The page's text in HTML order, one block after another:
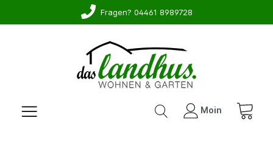
Fragen? 04461 8989728
WhatsApp-Service: 01525 2738279
Moin